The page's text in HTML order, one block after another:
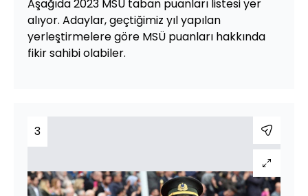
Aşağıda 2023 MSÜ taban puanları listesi yer
alıyor. Adaylar, geçtiğimiz yıl yapılan
yerleştirmelere göre MSÜ puanları hakkında
fikir sahibi olabiler.
3